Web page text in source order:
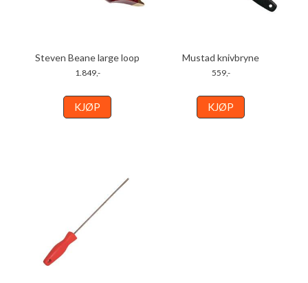
Steven Beane large loop
1.849,-
KJØP
Mustad knivbryne
559,-
KJØP